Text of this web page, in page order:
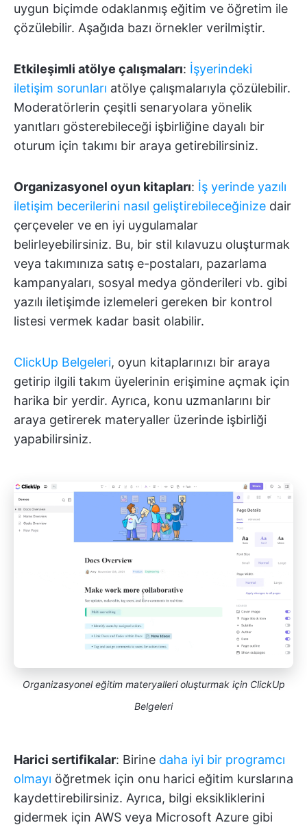
uygun biçimde odaklanmış eğitim ve öğretim ile
çözülebilir. Aşağıda bazı örnekler verilmiştir.
Etkileşimli atölye çalışmaları: İşyerindeki
iletişim sorunları atölye çalışmalarıyla çözülebilir.
Moderatörlerin çeşitli senaryolara yönelik
yanıtları gösterebileceği işbirliğine dayalı bir
oturum için takımı bir araya getirebilirsiniz.
Organizasyonel oyun kitapları: İş yerinde yazılı
iletişim becerilerini nasıl geliştirebileceğinize dair
çerçeveler ve en iyi uygulamalar
belirleyebilirsiniz. Bu, bir stil kılavuzu oluşturmak
veya takımınıza satış e-postaları, pazarlama
kampanyaları, sosyal medya gönderileri vb. gibi
yazılı iletişimde izlemeleri gereken bir kontrol
listesi vermek kadar basit olabilir.
ClickUp Belgeleri, oyun kitaplarınızı bir araya
getirip ilgili takım üyelerinin erişimine açmak için
harika bir yerdir. Ayrıca, konu uzmanlarını bir
araya getirerek materyaller üzerinde işbirliği
yapabilirsiniz.
Organizasyonel eğitim materyalleri oluşturmak için ClickUp
Belgeleri
Harici sertifikalar: Birine daha iyi bir programcı
olmayı öğretmek için onu harici eğitim kurslarına
kaydettirebilirsiniz. Ayrıca, bilgi eksikliklerini
gidermek için AWS veya Microsoft Azure gibi